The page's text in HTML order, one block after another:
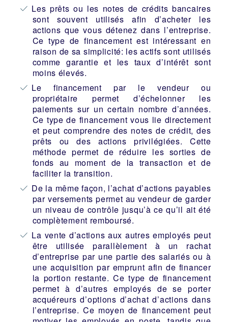
Les prêts ou les notes de crédits bancaires
sont souvent utilisés afin d’acheter les
actions que vous détenez dans l’entreprise.
Ce type de financement est intéressant en
raison de sa simplicité: les actifs sont utilisés
comme garantie et les taux d’intérêt sont
moins élevés.
Le financement par le vendeur ou
propriétaire permet d’échelonner les
paiements sur un certain nombre d’années.
Ce type de financement vous lie directement
et peut comprendre des notes de crédit, des
prêts ou des actions privilégiées. Cette
méthode permet de réduire les sorties de
fonds au moment de la transaction et de
faciliter la transition.
De la même façon, l’achat d’actions payables
par versements permet au vendeur de garder
un niveau de contrôle jusqu’à ce qu’il ait été
complètement remboursé.
La vente d’actions aux autres employés peut
être utilisée parallèlement à un rachat
d’entreprise par une partie des salariés ou à
une acquisition par emprunt afin de financer
la portion restante. Ce type de financement
permet à d’autres employés de se porter
acquéreurs d’options d’achat d’actions dans
l’entreprise. Ce moyen de financement peut